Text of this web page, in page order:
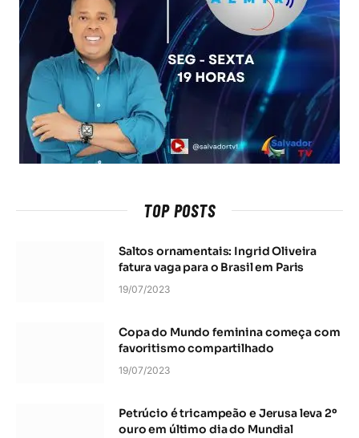
TOP POSTS
Saltos ornamentais: Ingrid Oliveira
fatura vaga para o Brasil em Paris
19/07/2023
Copa do Mundo feminina começa com
favoritismo compartilhado
19/07/2023
Petrúcio é tricampeão e Jerusa leva 2º
ouro em último dia do Mundial